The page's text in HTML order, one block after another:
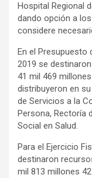
Hospital Regional
dando opción a
considere
En el Presupuesto
2019 se
41 mil 469
distribuyeron en
de Servicios a la
Persona, Rectoría
Social en Salud.
Para el Ejercicio
destinaron
mil 813 millones